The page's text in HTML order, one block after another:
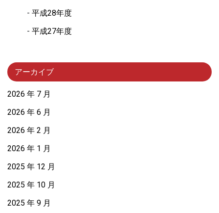
平成28年度
平成27年度
アーカイブ
2026 年 7 月
2026 年 6 月
2026 年 2 月
2026 年 1 月
2025 年 12 月
2025 年 10 月
2025 年 9 月